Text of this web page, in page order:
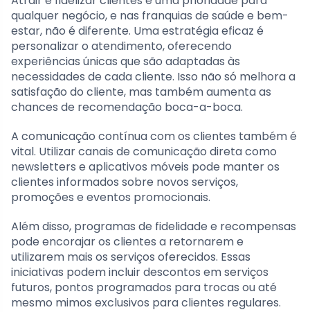
qualquer negócio, e nas franquias de saúde e bem-
estar, não é diferente. Uma estratégia eficaz é
personalizar o atendimento, oferecendo
experiências únicas que são adaptadas às
necessidades de cada cliente. Isso não só melhora a
satisfação do cliente, mas também aumenta as
chances de recomendação boca-a-boca.
A comunicação contínua com os clientes também é
vital. Utilizar canais de comunicação direta como
newsletters e aplicativos móveis pode manter os
clientes informados sobre novos serviços,
promoções e eventos promocionais.
Além disso, programas de fidelidade e recompensas
pode encorajar os clientes a retornarem e
utilizarem mais os serviços oferecidos. Essas
iniciativas podem incluir descontos em serviços
futuros, pontos programados para trocas ou até
mesmo mimos exclusivos para clientes regulares.